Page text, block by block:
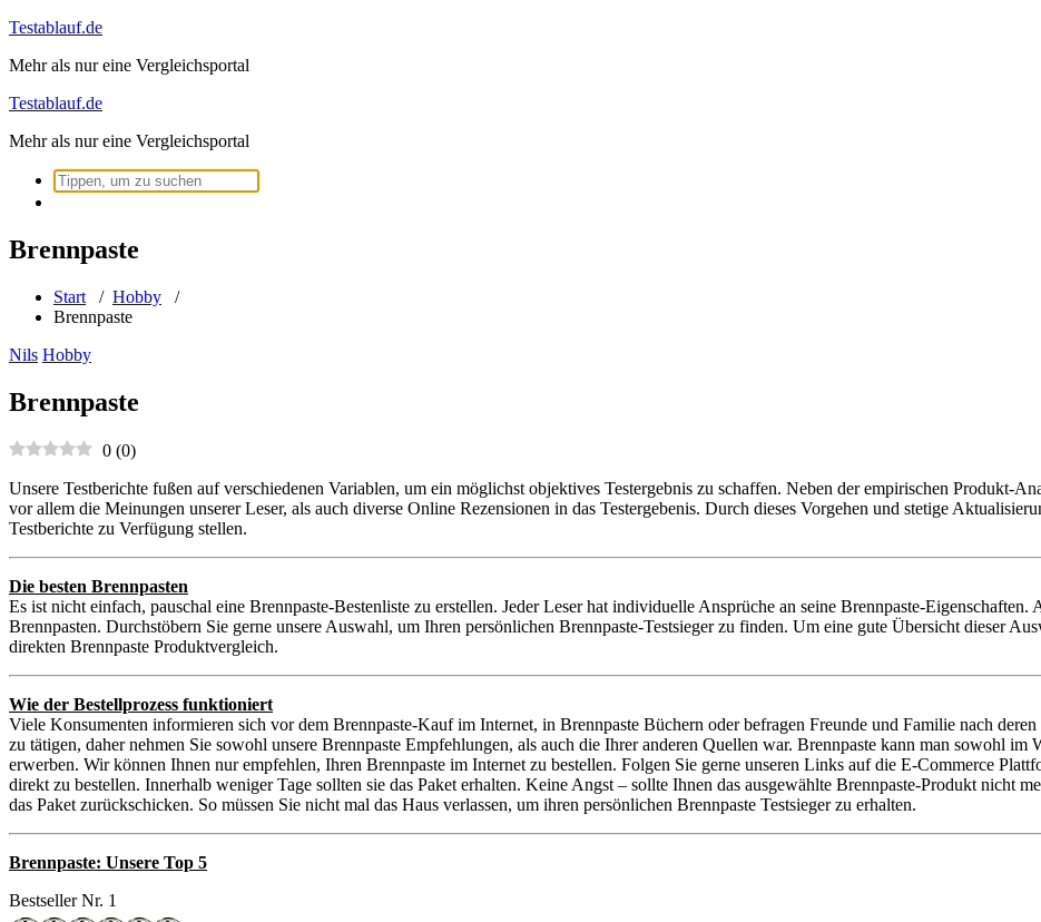
Zum
springen
Testablauf.de
Mehr als nur eine Vergleichsportal
Testablauf.de
Mehr als nur eine Vergleichsportal
Suchen
nach:
Brennpaste
Start / Hobby /
Brennpaste
Nils Hobby
Brennpaste
0 (0)
Unsere Testberichte fußen auf verschiedenen Variablen, um ein möglichst objektives Testergebnis zu schaffen. Neben der empirischen Produkt-
vor allem die Meinungen unserer Leser, als auch diverse Online Rezensionen in das Testergebenis. Durch dieses Vorgehen und stetige
Testberichte zu Verfügung stellen.
Die besten Brennpasten
Es ist nicht einfach, pauschal eine Brennpaste-Bestenliste zu erstellen. Jeder Leser hat individuelle Ansprüche an seine Brennpaste-
Brennpasten. Durchstöbern Sie gerne unsere Auswahl, um Ihren persönlichen Brennpaste-Testsieger zu finden. Um eine gute Übersicht dieser
direkten Brennpaste Produktvergleich.
Wie der Bestellprozess funktioniert
Viele Konsumenten informieren sich vor dem Brennpaste-Kauf im Internet, in Brennpaste Büchern oder befragen Freunde und Familie nach
zu tätigen, daher nehmen Sie sowohl unsere Brennpaste Empfehlungen, als auch die Ihrer anderen Quellen war. Brennpaste kann man sowohl
erwerben. Wir können Ihnen nur empfehlen, Ihren Brennpaste im Internet zu bestellen. Folgen Sie gerne unseren Links auf die E-Commerce
direkt zu bestellen. Innerhalb weniger Tage sollten sie das Paket erhalten. Keine Angst – sollte Ihnen das ausgewählte Brennpaste-Produkt nicht
das Paket zurückschicken. So müssen Sie nicht mal das Haus verlassen, um ihren persönlichen Brennpaste Testsieger zu erhalten.
Brennpaste: Unsere Top 5
Bestseller Nr. 1